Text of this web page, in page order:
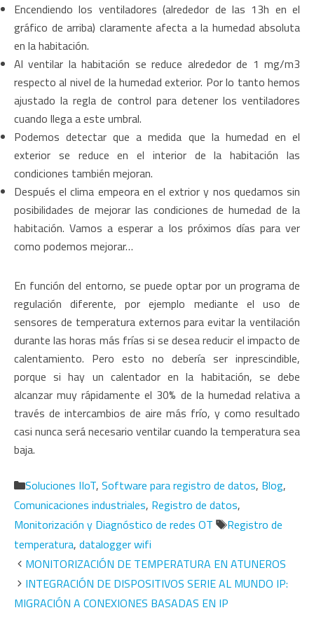
Encendiendo los ventiladores (alrededor de las 13h en el
gráfico de arriba) claramente afecta a la humedad absoluta
en la habitación.
Al ventilar la habitación se reduce alrededor de 1 mg/m3
respecto al nivel de la humedad exterior. Por lo tanto hemos
ajustado la regla de control para detener los ventiladores
cuando llega a este umbral.
Podemos detectar que a medida que la humedad en el
exterior se reduce en el interior de la habitación las
condiciones también mejoran.
Después el clima empeora en el extrior y nos quedamos sin
posibilidades de mejorar las condiciones de humedad de la
habitación. Vamos a esperar a los próximos días para ver
como podemos mejorar…
En función del entorno, se puede optar por un programa de
regulación diferente, por ejemplo mediante el uso de
sensores de temperatura externos para evitar la ventilación
durante las horas más frías si se desea reducir el impacto de
calentamiento. Pero esto no debería ser inprescindible,
porque si hay un calentador en la habitación, se debe
alcanzar muy rápidamente el 30% de la humedad relativa a
través de intercambios de aire más frío, y como resultado
casi nunca será necesario ventilar cuando la temperatura sea
baja.
Categorías
Soluciones IIoT, Software para registro de datos, Blog,
Comunicaciones industriales, Registro de datos,
Monitorización y Diagnóstico de redes OT
Etiquetas
Registro de
temperatura, datalogger wifi
MONITORIZACIÓN DE TEMPERATURA EN ATUNEROS
INTEGRACIÓN DE DISPOSITIVOS SERIE AL MUNDO IP:
MIGRACIÓN A CONEXIONES BASADAS EN IP